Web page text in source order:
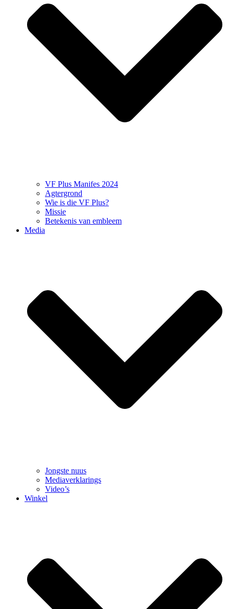
VF Plus Manifes 2024
Agtergrond
Wie is die VF Plus?
Missie
Betekenis van embleem
Media
Jongste nuus
Mediaverklarings
Video’s
Winkel